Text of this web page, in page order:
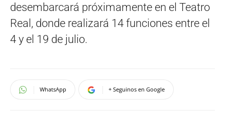
desembarcará próximamente en el Teatro
Real, donde realizará 14 funciones entre el
4 y el 19 de julio.
WhatsApp + Seguinos en Google